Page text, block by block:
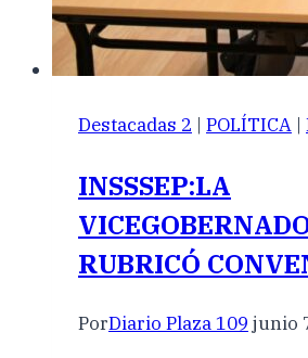
Destacadas 2 | POLÍTICA |
INSSSEP:LA
RUBRICÓ
PorDiario Plaza 109 junio